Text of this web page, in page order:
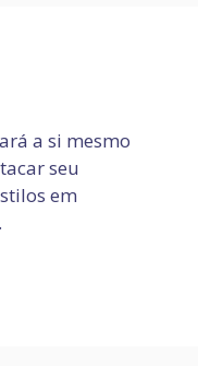
a si mesmo
seu
em